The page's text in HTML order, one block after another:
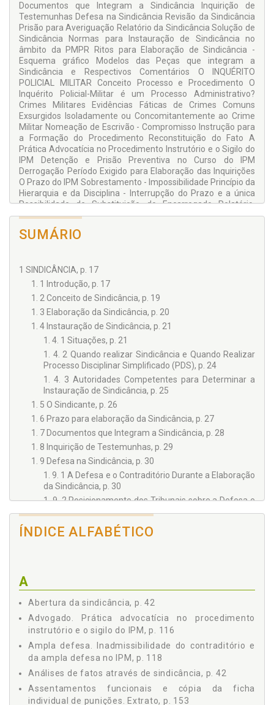
Documentos que Integram a Sindicância Inquirição de
Testemunhas Defesa na Sindicância Revisão da Sindicância
Prisão para Averiguação Relatório da Sindicância Solução de
Sindicância Normas para Instauração de Sindicância no
âmbito da PMPR Ritos para Elaboração de Sindicância -
Esquema gráfico Modelos das Peças que integram a
Sindicância e Respectivos Comentários O INQUÉRITO
POLICIAL MILITAR Conceito Processo e Procedimento O
Inquérito Policial-Militar é um Processo Administrativo?
Crimes Militares Evidências Fáticas de Crimes Comuns
Exsurgidos Isoladamente ou Concomitantemente ao Crime
Militar Nomeação de Escrivão - Compromisso Instrução para
a Formação do Procedimento Reconstituição do Fato A
Prática Advocatícia no Procedimento Instrutório e o Sigilo do
IPM Detenção e Prisão Preventiva no Curso do IPM
Derrogação Período Exigido para Elaboração das Inquirições
O Prazo do IPM Sobrestamento - Impossibilidade Princípio da
Hierarquia e da Disciplina - Interrupção do Prazo e a única
Possibilidade de Substituição do Encarregado Relatório,
Solução e Avocação Proibição de Arquivamento do IPM
Dispensabilidade do Inquérito Policial-Militar Transgressão
Disciplinar Residual Falhas Técnicas na Elaboração do
Contra a Vida Fluxograma do Inquérito Policial Militar Índice
Alfabético
SUMÁRIO
1 SINDICÂNCIA, p. 17
1. 1 Introdução, p. 17
1. 2 Conceito de Sindicância, p. 19
1. 3 Elaboração da Sindicância, p. 20
1. 4 Instauração de Sindicância, p. 21
1. 4. 1 Situações, p. 21
1. 4. 2 Quando realizar Sindicância e Quando Realizar
Processo Disciplinar Simplificado (PDS), p. 24
1. 4. 3 Autoridades Competentes para Determinar a
Instauração de Sindicância, p. 25
1. 5 O Sindicante, p. 26
1. 6 Prazo para elaboração da Sindicância, p. 27
1. 7 Documentos que Integram a Sindicância, p. 28
1. 8 Inquirição de Testemunhas, p. 29
1. 9 Defesa na Sindicância, p. 30
1. 9. 1 A Defesa e o Contraditório Durante a Elaboração
da Sindicância, p. 30
1. 9. 2 Posicionamento dos Tribunais sobre a Defesa e
o Contraditório na Sindicância, p. 33
1. 10 Revisão da Sindicância, p. 36
1. 11 Prisão para Averiguação, p. 37
da PMPR, p. 41
1. 15 Ritos para Elaboração de Sindicância - Esquema
gráfico, p. 57
1. 15. 1 Rito de Sindicância - Autoria Determinada, p. 57
1. 15. 2 Rito de Sindicância - Autoria Indeterminada, p.
58
1. 16 Modelos das Peças que integram a Sindicância e
Modelo 01/Sind, p. 59
ÍNDICE ALFABÉTICO
A
Abertura da sindicância, p. 42
Advogado. Prática advocatícia no procedimento
instrutório e o sigilo do IPM, p. 116
Ampla defesa. Inadmissibilidade do contraditório e
da ampla defesa no IPM, p. 118
Análises de fatos através de sindicância, p. 42
Assentamentos funcionais e cópia da ficha
individual de punições. Extrato, p. 153